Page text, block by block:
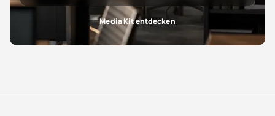
Media Kit entdecken